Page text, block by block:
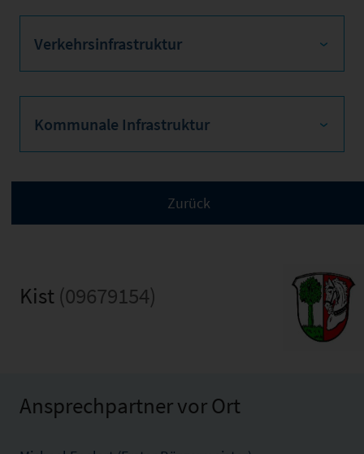
Verkehrsinfrastruktur
Kommunale Infrastruktur
Kist (09679154)
Ansprechpartner vor Ort